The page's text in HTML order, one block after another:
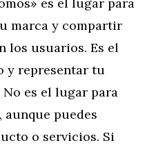
marca y compartir
los usuarios. Es el
y representar tu
es el lugar para
puedes
o servicios. Si